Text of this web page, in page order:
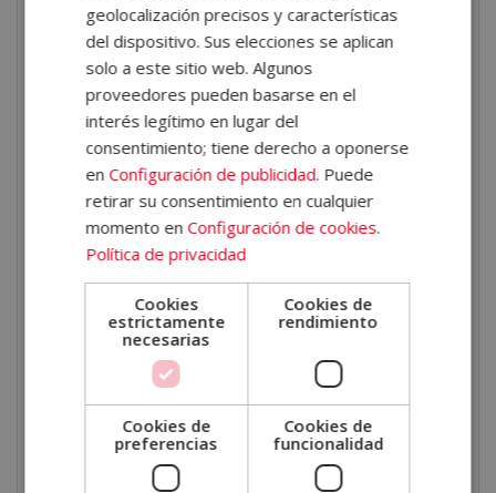
Si te interesa la salud y te preocupa la atención médica
adaptada a los más pequeños, sin duda no necesitas
másrazones para estudiar auxiliar de
enfermería y especialista en pediatría
embargo, te facilitamos motivos extra para decidirte
por esta formación:
Satisfacción personal. Ayudar a cuidar de los
niños y brindarles atención médica en situaciones de
urgencia puede ser increíblemente gratificante a
nivel personal. Ver la mejora en la salud de un niño
gracias a tu ayuda puede ser muy satisfactorio.
Oportunidades laborales
. La especialización en
pediatría y urgencias ampliará tus opciones en el
sector profesional. Los hospitales, clínicas y centros
de atención de urgencias suelen buscar personal
capacitado en el cuidado de los niños y en la
geolocalización precisos y características
del dispositivo. Sus elecciones se aplican
solo a este sitio web. Algunos
proveedores pueden basarse en el
interés legítimo en lugar del
consentimiento; tiene derecho a oponerse
enConfiguración de publicidad. Puede
retirar su consentimiento en cualquier
momento enConfiguración de cookies.
Política de privacidad
Cookies
estrictamente
necesarias
Cookies de
rendimiento
Cookies de
preferencias
Cookies de
funcionalidad